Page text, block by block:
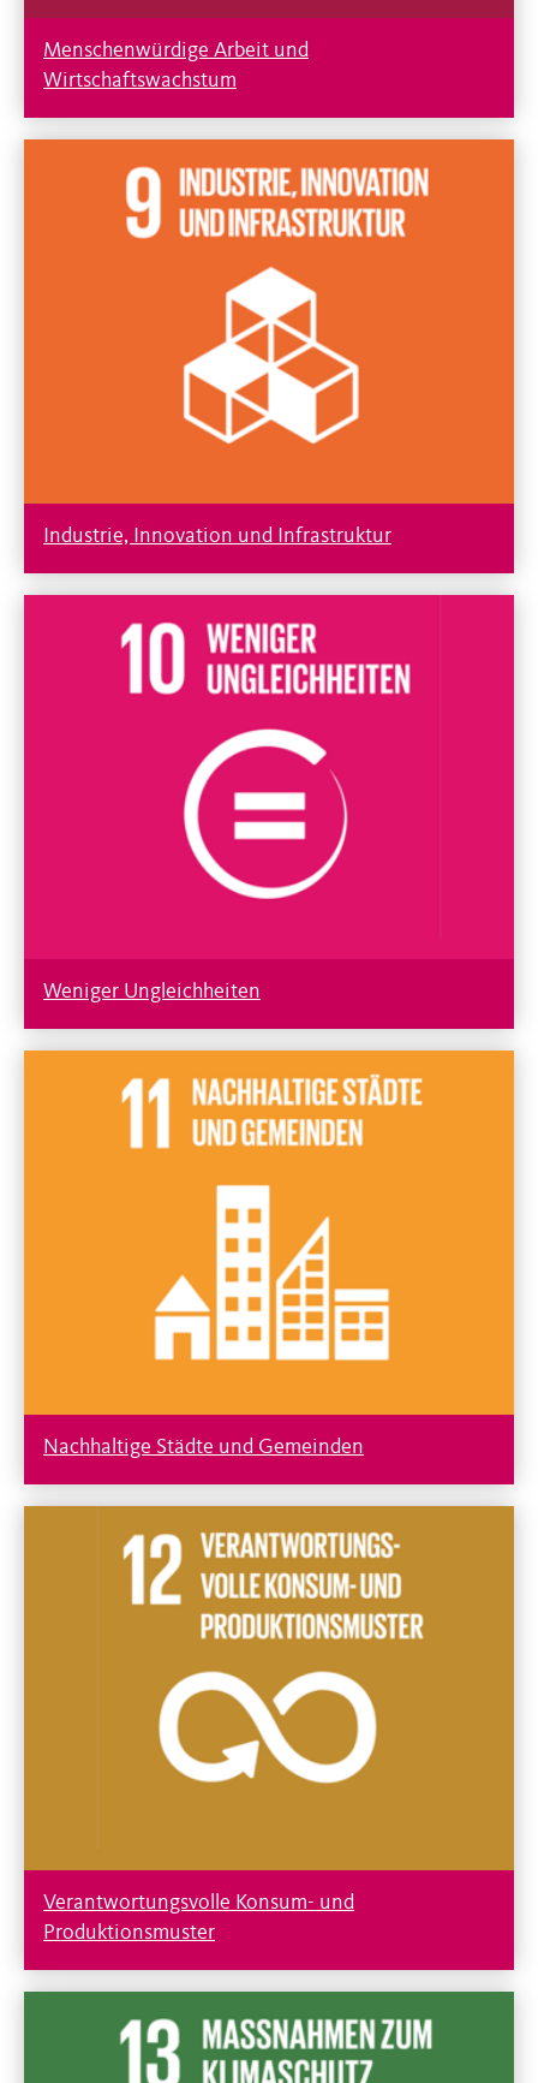
Menschenwürdige Arbeit und
Wirtschaftswachstum
Industrie, Innovation und Infrastruktur
Weniger Ungleichheiten
Nachhaltige Städte und Gemeinden
Verantwortungsvolle Konsum- und
Produktionsmuster